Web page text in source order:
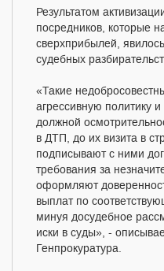
Результатом
посредников, которые
сверхприбылей,
судебных
«Такие
агрессивную политику и
должной
в ДТП, до их визита в
подписывают с ними
требования за
оформляют
выплат по
минуя досудебное
иски в суды», -
Генпрокуратура.